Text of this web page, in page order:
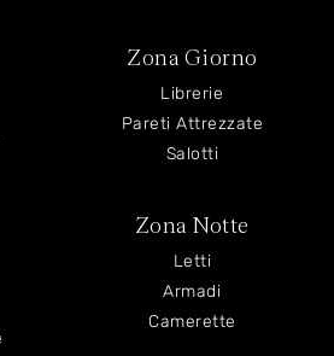
Zona Giorno
Librerie
Pareti Attrezzate
Salotti
Zona Notte
Letti
Armadi
Camerette